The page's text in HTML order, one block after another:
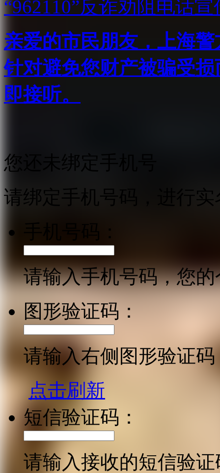
“962110”反诈劝阻电话宣
亲爱的市民朋友，上海
针对避免您财产被骗受
即接听。
您还未绑定手机号
请绑定手机号码，进行
手机号码：
请输入手机号码，您
图形验证码：
请输入右侧图形验证码
点击刷新
短信验证码：
请输入接收的短信验证